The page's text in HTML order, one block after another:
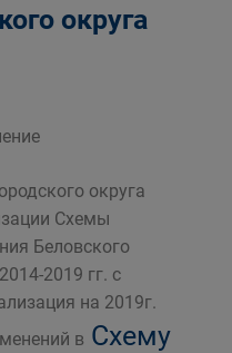
и
округа
округа
Схемы
Беловского
2019 гг. с
на 2019г.
в Схему